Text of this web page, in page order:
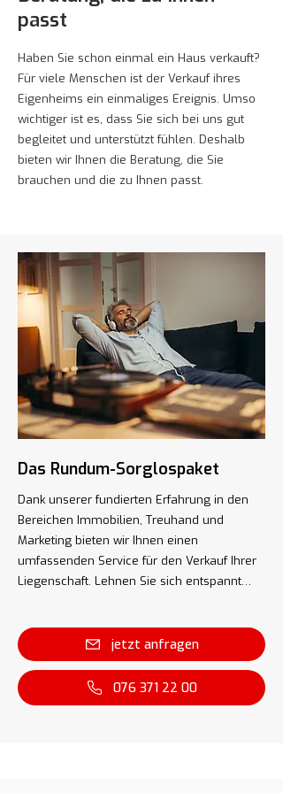
passt
Haben Sie schon einmal ein Haus verkauft?
Für viele Menschen ist der Verkauf ihres
Eigenheims ein einmaliges Ereignis. Umso
wichtiger ist es, dass Sie sich bei uns gut
begleitet und unterstützt fühlen. Deshalb
bieten wir Ihnen die Beratung, die Sie
brauchen und die zu Ihnen passt.
Das Rundum-Sorglospaket
Dank unserer fundierten Erfahrung in den
Bereichen Immobilien, Treuhand und
Marketing bieten wir Ihnen einen
umfassenden Service für den Verkauf Ihrer
Liegenschaft. Lehnen Sie sich entspannt
Bewertung bis zur erfolgreichen
Vermarktung Ihrer Liegenschaft.
Spezialisten unter einem DachBei einem
jetzt anfragen
076 371 22 00